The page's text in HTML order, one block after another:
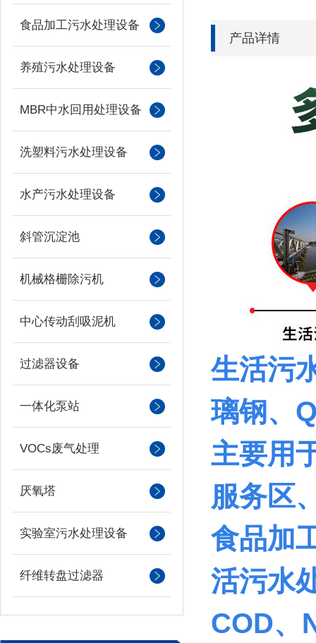
食品加工污水处理设备
养殖污水处理设备
MBR中水回用处理设备
洗塑料污水处理设备
水产污水处理设备
斜管沉淀池
机械格栅除污机
中心传动刮吸泥机
过滤器设备
一体化泵站
VOCs废气处理
厌氧塔
实验室污水处理设备
纤维转盘过滤器
产品详情
生活污
璃钢、
主要用
服务区
食品加
活污水
COD、